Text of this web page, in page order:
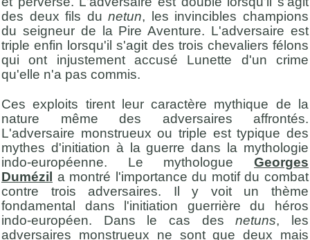
des deux fils dunetun, les invincibles champions
du seigneur de la Pire Aventure. L'adversaire est
triple enfin lorsqu'il s'agit des trois chevaliers félons
qui ont injustement accusé Lunette d'un crime
qu'elle n'a pas commis.
Ces exploits tirent leur caractère mythique de la
nature même des adversaires affrontés.
L'adversaire monstrueux ou triple est typique des
mythes d'initiation à la guerre dans la mythologie
indo-européenne. Le mythologue Georges
Dumézil a montré l'importance du motif du combat
contre trois adversaires. Il y voit un thème
fondamental dans l'initiation guerrière du héros
indo-européen. Dans le cas desnetuns, les
adversaires monstrueux ne sont que deux mais